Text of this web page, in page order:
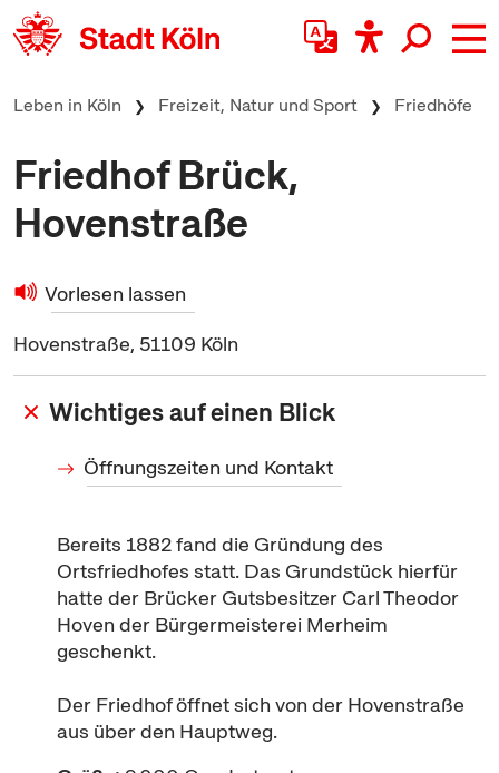
zum Inhalt springen
Leben in Köln Freizeit, Natur und Sport Friedhöfe
Friedhof Brück,
Hovenstraße
Vorlesen lassen
Hovenstraße, 51109 Köln
Wichtiges auf einen Blick
Öffnungszeiten und Kontakt
Bereits 1882 fand die Gründung des
Ortsfriedhofes statt. Das Grundstück hierfür
hatte der Brücker Gutsbesitzer Carl Theodor
Hoven der Bürgermeisterei Merheim
geschenkt.
Der Friedhof öffnet sich von der Hovenstraße
aus über den Hauptweg.